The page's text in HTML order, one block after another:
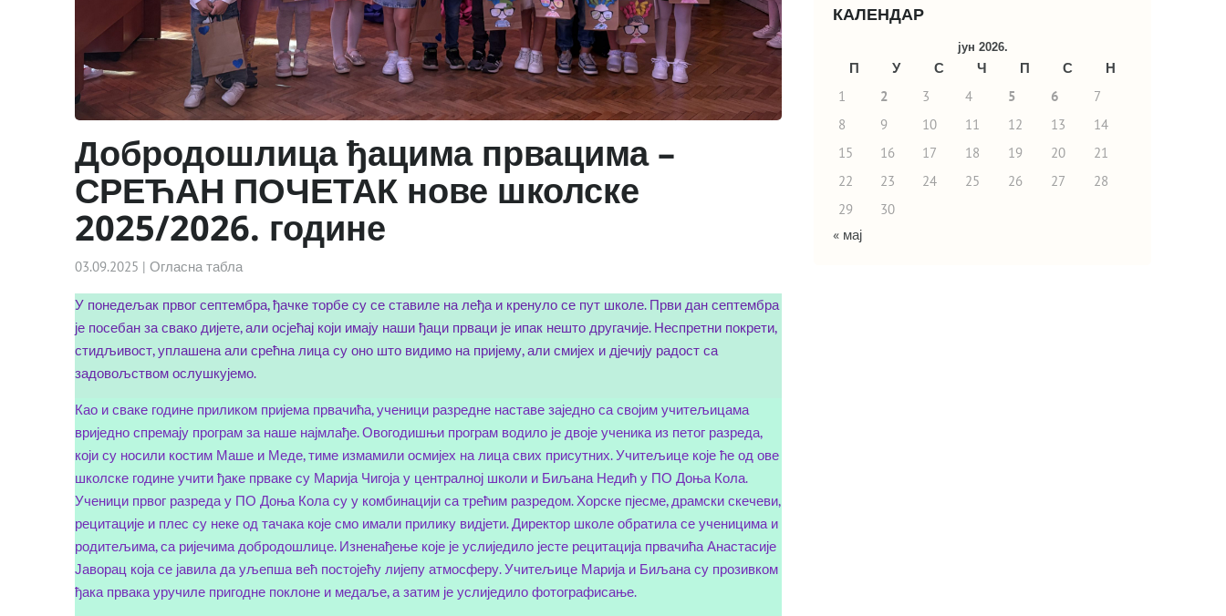
Добродошлица ђацима првацима –
СРЕЋАН ПОЧЕТАК нове школске
2025/2026. године
03.09.2025 | Огласна табла
У понедељак првог септембра, ђачке торбе су се ставиле на леђа и кренуло се пут школе. Први дан септембра
је посебан за свако дијете, али осјећај који имају наши ђаци прваци је ипак нешто другачије. Неспретни покрети,
стидљивост, уплашена али срећна лица су оно што видимо на пријему, али смијех и дјечију радост са
задовољством ослушкујемо.
Као и сваке године приликом пријема првачића, ученици разредне наставе заједно са својим учитељицама
вриједно спремају програм за наше најмлађе. Овогодишњи програм водило је двоје ученика из петог разреда,
који су носили костим Маше и Меде, тиме измамили осмијех на лица свих присутних. Учитељице које ће од ове
школске године учити ђаке прваке су Марија Чигоја у централној школи и Биљана Недић у ПО Доња Кола.
Ученици првог разреда у ПО Доња Кола су у комбинацији са трећим разредом. Хорске пјесме, драмски скечеви,
рецитације и плес су неке од тачака које смо имали прилику видјети. Директор школе обратила се ученицима и
родитељима, са ријечима добродошлице. Изненађење које је услиједило јесте рецитација првачића Анастасије
Јаворац која се јавила да уљепша већ постојећу лијепу атмосферу. Учитељице Марија и Биљана су прозивком
ђака првака уручиле пригодне поклоне и медаље, а затим је услиједило фотографисање.
КАЛЕНДАР
јун 2026.
П У С Ч П С
Н
1
2 3 4 5 6
7
8
9 10 11 12 13
14
15
16 17 18 19 20
21
22
23 24 25 26 27
28
29
30
« мај